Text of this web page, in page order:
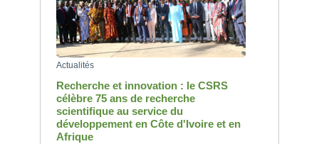
Actualités
Recherche et innovation : le CSRS
célèbre 75 ans de recherche
scientifique au service du
développement en Côte d'Ivoire et en
Afrique